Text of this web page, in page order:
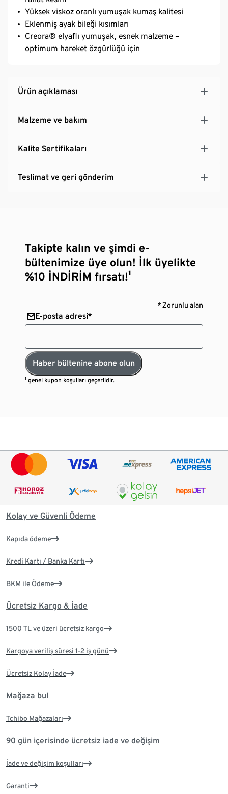
Yüksek viskoz oranlı yumuşak kumaş kalitesi
Eklenmiş ayak bileği kısımları
Creora® elyaflı yumuşak, esnek malzeme –
optimum hareket özgürlüğü için
Ürün açıklaması
Malzeme ve bakım
Kalite Sertifikaları
Teslimat ve geri gönderim
Takipte kalın ve şimdi e-
bültenimize üye olun! İlk üyelikte
%10 İNDİRİM fırsatı!¹
* Zorunlu alan
E-posta adresi*
Haber bültenine abone olun
¹genel kupon koşulları geçerlidir.
Kolay ve Güvenli Ödeme
Kapıda ödeme
Kredi Kartı / Banka Kartı
BKM ile Ödeme
Ücretsiz Kargo & İade
1500 TL ve üzeri ücretsiz kargo
Kargoya veriliş süresi 1-2 iş günü
Ücretsiz Kolay İade
Mağaza bul
Tchibo Mağazaları
90 gün içerisinde ücretsiz iade ve değişim
İade ve değişim koşulları
Garanti